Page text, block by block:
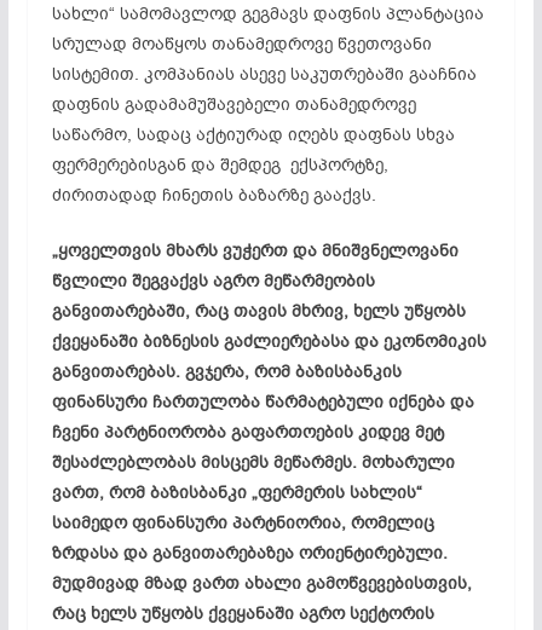
სახლი“ სამომავლოდ გეგმავს დაფნის პლანტაცია
სრულად მოაწყოს თანამედროვე წვეთოვანი
სისტემით. კომპანიას ასევე საკუთრებაში გააჩნია
დაფნის გადამამუშავებელი თანამედროვე
საწარმო, სადაც აქტიურად იღებს დაფნას სხვა
ფერმერებისგან და შემდეგ ექსპორტზე,
ძირითადად ჩინეთის ბაზარზე გააქვს.
„ყოველთვის მხარს ვუჭერთ და მნიშვნელოვანი
წვლილი შეგვაქვს აგრო მეწარმეობის
განვითარებაში, რაც თავის მხრივ, ხელს უწყობს
ქვეყანაში ბიზნესის გაძლიერებასა და ეკონომიკის
განვითარებას. გვჯერა, რომ ბაზისბანკის
ფინანსური ჩართულობა წარმატებული იქნება და
ჩვენი პარტნიორობა გაფართოების კიდევ მეტ
შესაძლებლობას მისცემს მეწარმეს. მოხარული
ვართ, რომ ბაზისბანკი „ფერმერის სახლის“
საიმედო ფინანსური პარტნიორია, რომელიც
ზრდასა და განვითარებაზეა ორიენტირებული.
მუდმივად მზად ვართ ახალი გამოწვევებისთვის,
რაც ხელს უწყობს ქვეყანაში აგრო სექტორის